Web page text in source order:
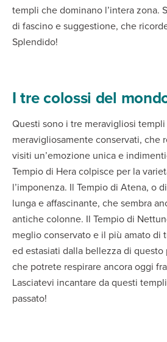
templi che dominano l’intera zona.
di fascino e suggestione, che
Splendido!
I tre colossi del
Questi sono i tre meravigliosi
meravigliosamente conservati, che
visiti un’emozione unica e
Tempio di Hera colpisce per la
l’imponenza. Il Tempio di Atena, o
lunga e affascinante, che sembra
antiche colonne. Il Tempio di
meglio conservato e il più amato di
ed estasiati dalla bellezza di questo
che potrete respirare ancora oggi
Lasciatevi incantare da questi
passato!